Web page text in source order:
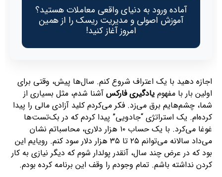
آماده ورود به دنیای واقعی معاملات هستید؟
آموزش اصولی و مدیریت ریسک را از همین
امروز آغاز کنید!
اجازه دهید با یک اعتراف شروع کنم. سال‌ها پیش، وقتی برای
اولین بار با مفهوم یادگیری فارکس آشنا شدم، مثل بسیاری از
شما، چشم‌هایم برق می‌زد. فکر می‌کردم کلید آزادی مالی را پیدا
کرده‌ام. یک استراتژی “جادویی” پیدا کردم که در بک‌تست‌ها
غوغا می‌کرد. با یک حساب ۱۰ هزار دلاری، محاسباتم نشان
می‌داد سالانه می‌توانم ۲۵ تا ۳۵ هزار دلار سود کنم. رویایم این
بود که در عرض چند سال، آنقدر پولدار شوم که دیگر نیازی به کار
کردن نداشته باشم. تمام وجودم را وقف این برنامه کرده بودم.